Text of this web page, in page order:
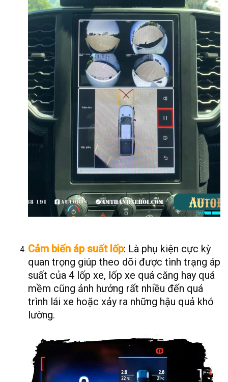
Cảm biến áp suất lốp: Là phụ kiện cực kỳ
quan trọng giúp theo dõi được tình trạng áp
suất của 4 lốp xe, lốp xe quá căng hay quá
mềm cũng ảnh hưởng rất nhiều đến quá
trình lái xe hoặc xảy ra những hậu quả khó
lường.